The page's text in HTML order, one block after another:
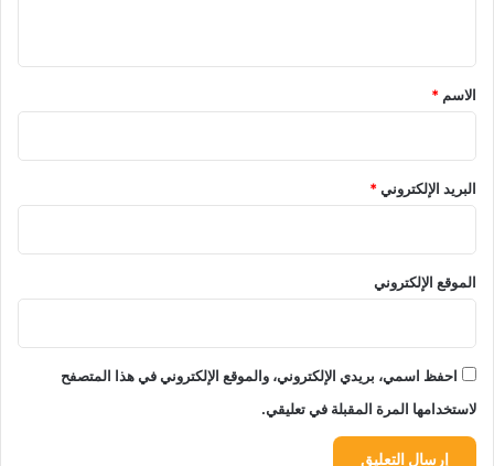
*
الاسم *
البريد الإلكتروني*
الموقع الإلكتروني
احفظ اسمي، بريدي الإلكتروني، والموقع الإلكتروني في هذا المتصفح
لاستخدامها المرة المقبلة في تعليقي.